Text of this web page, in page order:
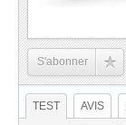
S'abonner
TEST AVIS